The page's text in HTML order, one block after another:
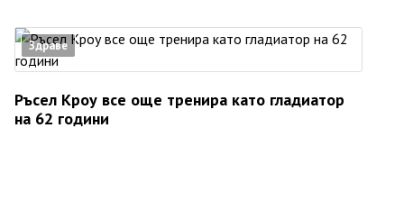
Здраве
Ръсел Кроу все още тренира като гладиатор
на 62 години